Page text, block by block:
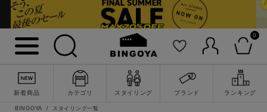
0
新着商品 カテゴリ スタイリング ブランド ランキング
詳細検索
BINGOYA スタイリング一覧